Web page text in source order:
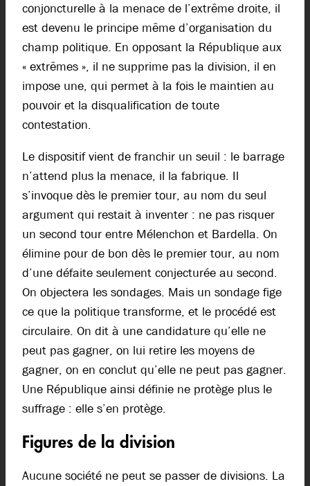
conjoncturelle à la menace de l’extrême droite, il
est devenu le principe même d’organisation du
champ politique. En opposant la République aux
« extrêmes », il ne supprime pas la division, il en
impose une, qui permet à la fois le maintien au
pouvoir et la disqualification de toute
contestation.
Le dispositif vient de franchir un seuil : le barrage
n’attend plus la menace, il la fabrique. Il
s’invoque dès le premier tour, au nom du seul
argument qui restait à inventer : ne pas risquer
un second tour entre Mélenchon et Bardella. On
élimine pour de bon dès le premier tour, au nom
d’une défaite seulement conjecturée au second.
On objectera les sondages. Mais un sondage fige
ce que la politique transforme, et le procédé est
circulaire. On dit à une candidature qu’elle ne
peut pas gagner, on lui retire les moyens de
gagner, on en conclut qu’elle ne peut pas gagner.
Une République ainsi définie ne protège plus le
suffrage : elle s’en protège.
Figures de la division
Aucune société ne peut se passer de divisions. La